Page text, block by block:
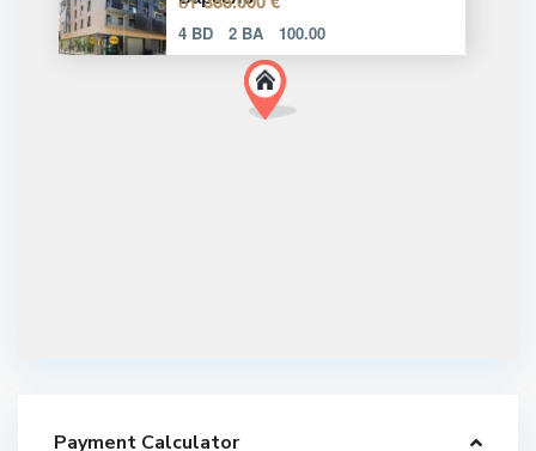
4 BD 2 BA 100.00
Payment Calculator